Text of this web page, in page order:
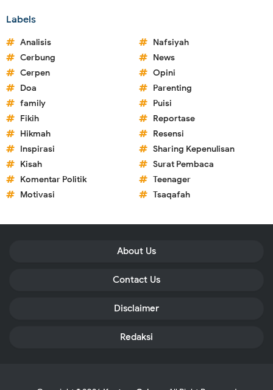
Labels
Analisis
Cerbung
Cerpen
Doa
family
Fikih
Hikmah
Inspirasi
Kisah
Komentar Politik
Motivasi
Nafsiyah
News
Opini
Parenting
Puisi
Reportase
Resensi
Sharing Kepenulisan
Surat Pembaca
Teenager
Tsaqafah
About Us
Contact Us
Disclaimer
Redaksi